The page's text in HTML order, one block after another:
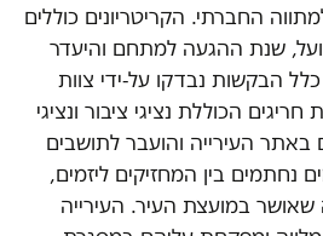
החברתי. הקריטריונים כוללים
שנת ההגעה למתחם והיעדר
הבקשות נבדקו על‑ידי צוות
הכוללת נציגי ציבור ונציגי
העירייה והועבר לתושבים
נחתמים בין המחזיקים ליזמים,
במועצת העיר. העירייה